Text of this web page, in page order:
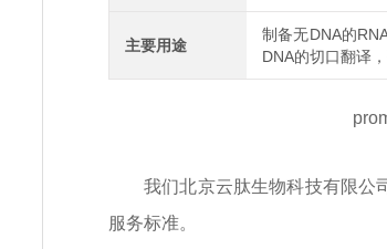
主要用途
制备无DNA的
DNA的切口翻译
我们北京云肽生物科技有限公
服务标准。